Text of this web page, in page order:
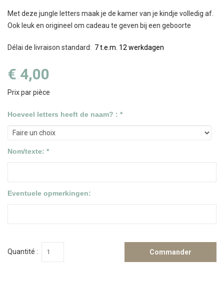
Met deze jungle letters maak je de kamer van je kindje volledig af.
Ook leuk en origineel om cadeau te geven bij een geboorte
Délai de livraison standard: 7 t.e.m. 12 werkdagen
€ 4,00
Prix par pièce
Hoeveel letters heeft de naam? : *
Nom/texte: *
Eventuele opmerkingen:
Quantité : Commander